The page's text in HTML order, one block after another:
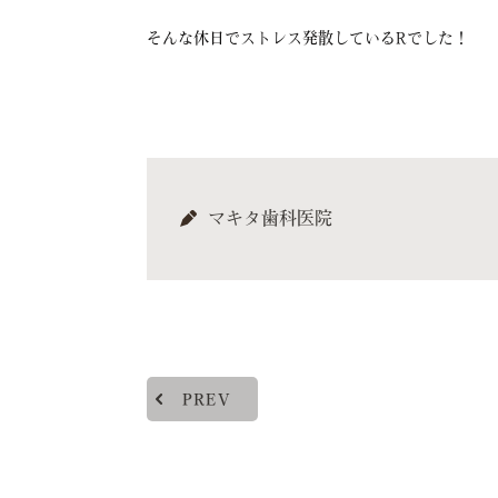
そんな休日でストレス発散しているRでした！
マキタ歯科医院
PREV